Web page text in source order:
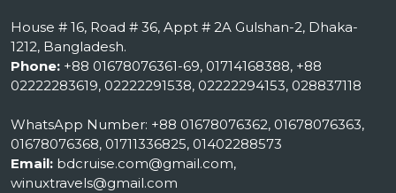
House # 16, Road # 36, Appt # 2A Gulshan-2, Dhaka-
1212, Bangladesh.
Phone: +88 01678076361-69, 01714168388, +88
02222283619, 02222291538, 02222294153, 028837118
WhatsApp Number: +88 01678076362, 01678076363,
01678076368, 01711336825, 01402288573
Email: bdcruise.com@gmail.com,
winuxtravels@gmail.com